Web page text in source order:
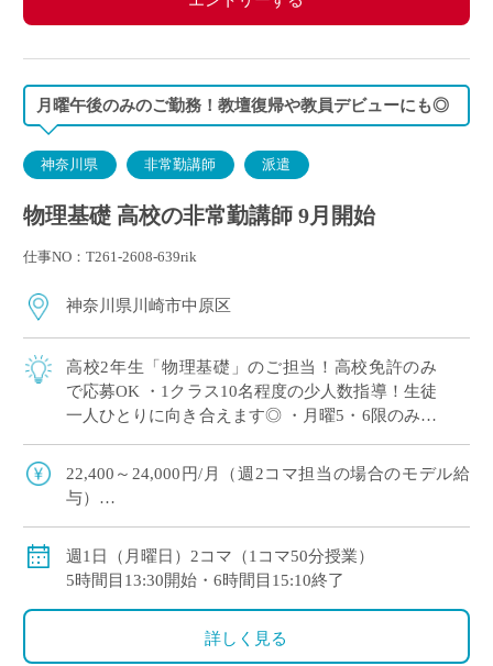
月曜午後のみのご勤務！教壇復帰や教員デビューにも◎
神奈川県 非常勤講師 派遣
物理基礎 高校の非常勤講師 9月開始
仕事NO：T261-2608-639rik
神奈川県川崎市中原区
高校2年生「物理基礎」のご担当！高校免許のみ
で応募OK ・1クラス10名程度の少人数指導！生徒
一人ひとりに向き合えます◎ ・月曜5・6限のみ！
やテスト作成ではご自身のアイデア […]
22,400～24,000円/月（週2コマ担当の場合のモデル給
与）
◇ご経験年数により決定
◇交通費全額支給
週1日（月曜日）2コマ（1コマ50分授業）
5時間目13:30開始・6時間目15:10終了
詳しく見る